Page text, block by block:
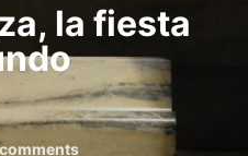
la fiesta